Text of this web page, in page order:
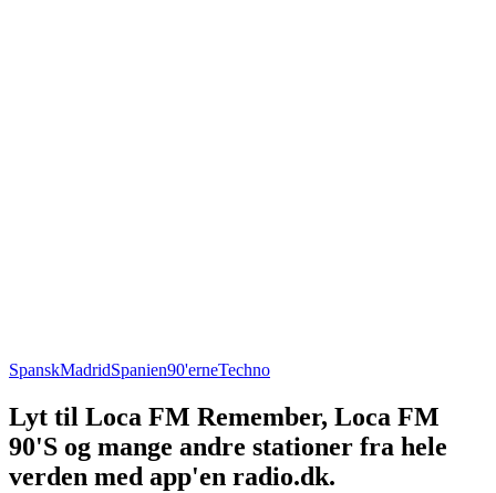
SpanskMadridSpanien90'erneTechno
Lyt til Loca FM Remember, Loca FM
90'S og mange andre stationer fra hele
verden med app'en radio.dk.